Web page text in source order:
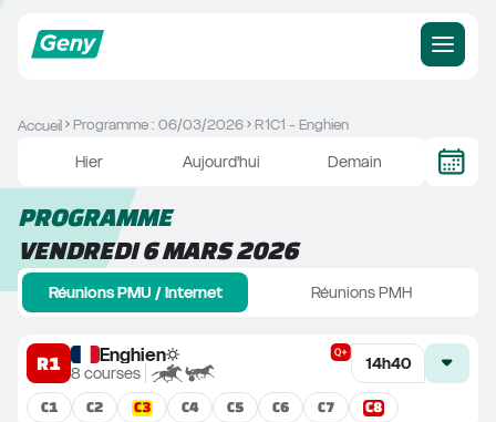
Accueil Programme : 06/03/2026 R1C1 - Enghien
Hier Aujourd'hui Demain
PROGRAMME
VENDREDI 6 MARS 2026
Réunions PMU / Internet Réunions PMH
R1 Enghien
8 courses 14h40
C1 C2 C3 C4 C5 C6 C7 C8